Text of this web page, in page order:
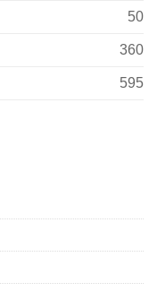
50
360
595